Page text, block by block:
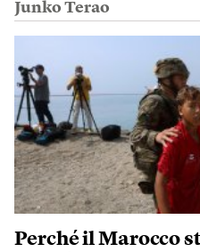
Junko Terao
Perché il Marocco